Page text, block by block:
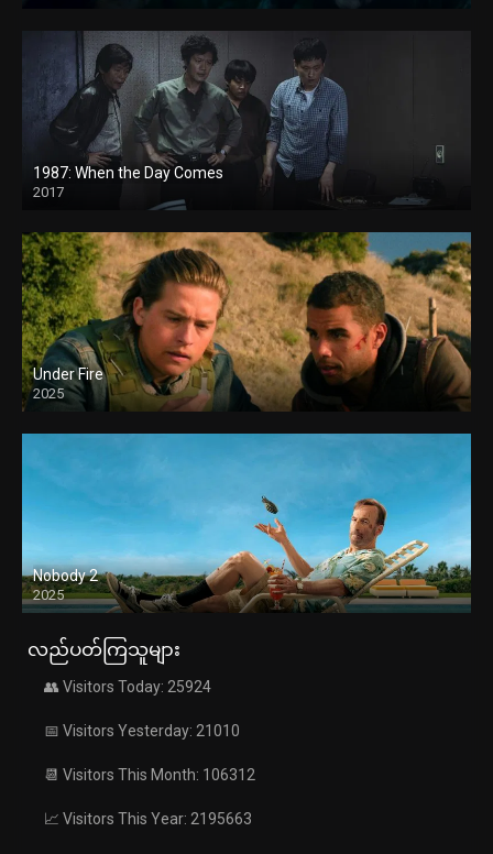
1987: When the Day Comes
2017
Under Fire
2025
Nobody 2
2025
လည်ပတ်ကြသူများ
👥 Visitors Today: 25924
📅 Visitors Yesterday: 21010
📆 Visitors This Month: 106312
📈 Visitors This Year: 2195663